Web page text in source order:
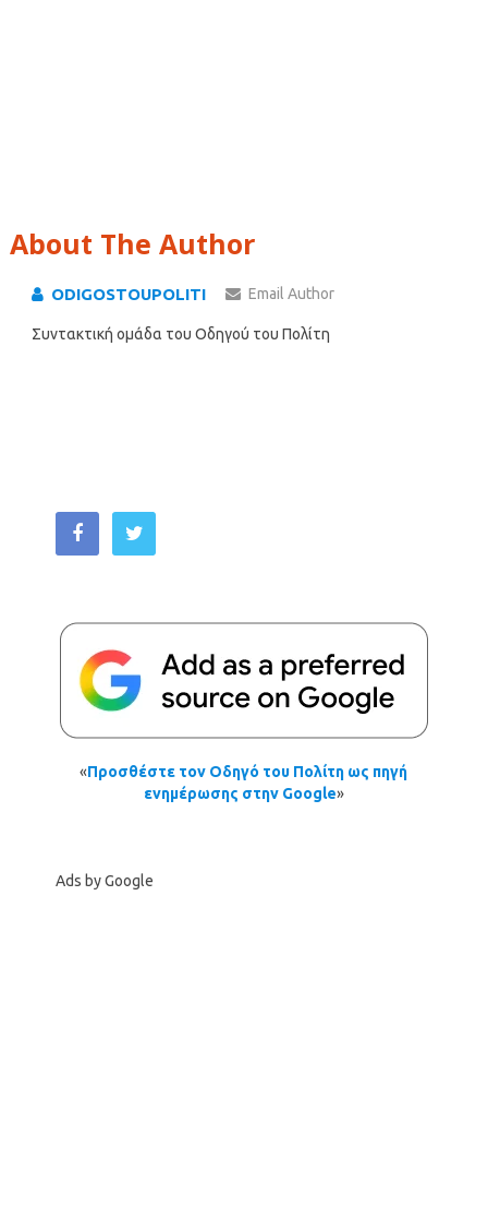
About The Author
ODIGOSTOUPOLITI Email Author
Συντακτική ομάδα του Οδηγού του Πολίτη
«Προσθέστε τον Οδηγό του Πολίτη ως πηγή
ενημέρωσης στην Google»
Ads by Google